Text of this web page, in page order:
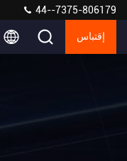
44--7375-806179
إقتباس